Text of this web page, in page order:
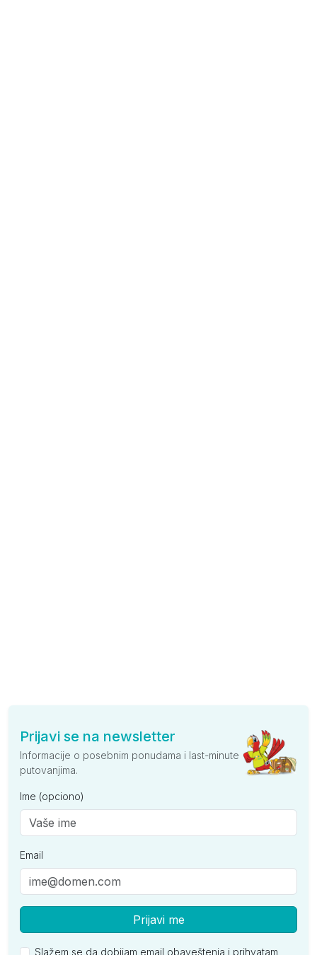
Prijavi se na newsletter
Informacije o posebnim ponudama i last-minute
putovanjima.
Ime (opciono)
Email
Prijavi me
Slažem se da dobijam email obaveštenja i prihvatam